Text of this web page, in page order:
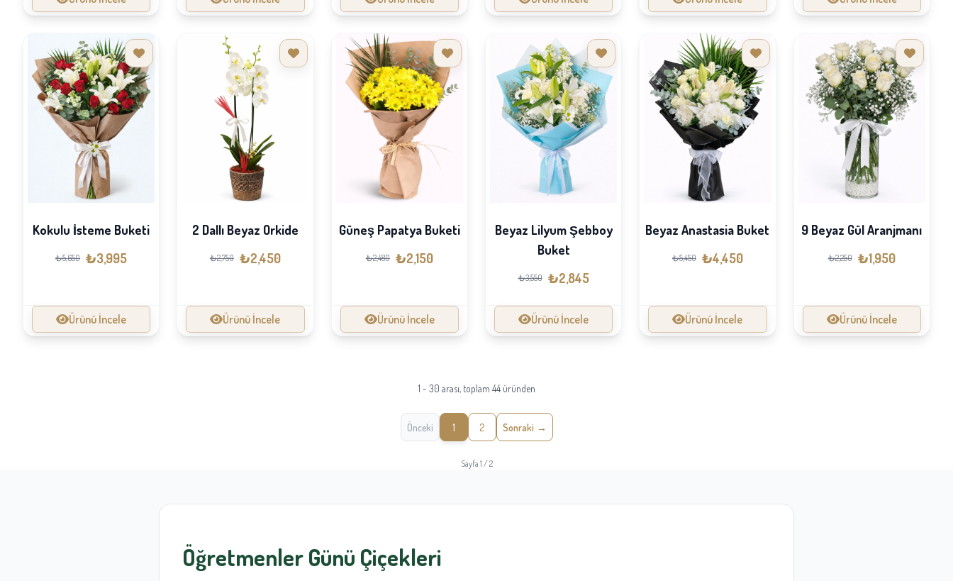
Kokulu İsteme Buketi
₺5,650 ₺3,995
Ürünü İncele
2 Dallı Beyaz Orkide
₺2,750 ₺2,450
Ürünü İncele
Güneş Papatya Buketi
₺2,480 ₺2,150
Ürünü İncele
Beyaz Lilyum Şebboy
Buket
₺3,550 ₺2,845
Ürünü İncele
Beyaz Anastasia Buket
₺5,450 ₺4,450
Ürünü İncele
9 Beyaz Gül Aranjmanı
₺2,250 ₺1,950
Ürünü İncele
1 - 30 arası, toplam 44 üründen
Önceki 1 2 Sonraki
Sayfa 1 / 2
Öğretmenler Günü Çiçekleri